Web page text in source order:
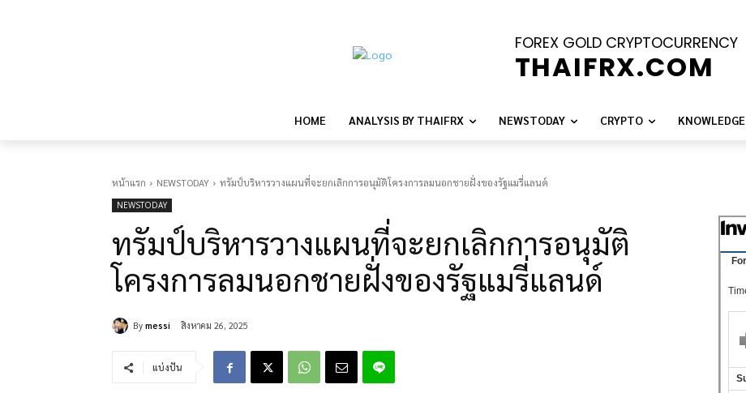
FOREX GOLD CRYPTOCURRENCY
THAIFRX.COM
HOME ANALYSIS BY THAIFRX NEWSTODAY CRYPTO KNOWLEDGE
หน้าแรก NEWSTODAY ทรัมป์บริหารวางแผนที่จะยกเลิกการอนุมัติโครงการลมนอกชายฝั่งของรัฐแมรี่แลนด์
NEWSTODAY
ทรัมป์บริหารวางแผนที่จะยกเลิกการอนุมัติ
โครงการลมนอกชายฝั่งของรัฐแมรี่แลนด์
By messi สิงหาคม 26, 2025
แบ่งปัน